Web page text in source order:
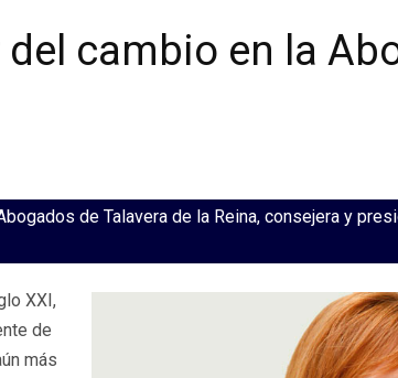
cambio en la
de Talavera de la Reina, consejera y
XXI,
de
más